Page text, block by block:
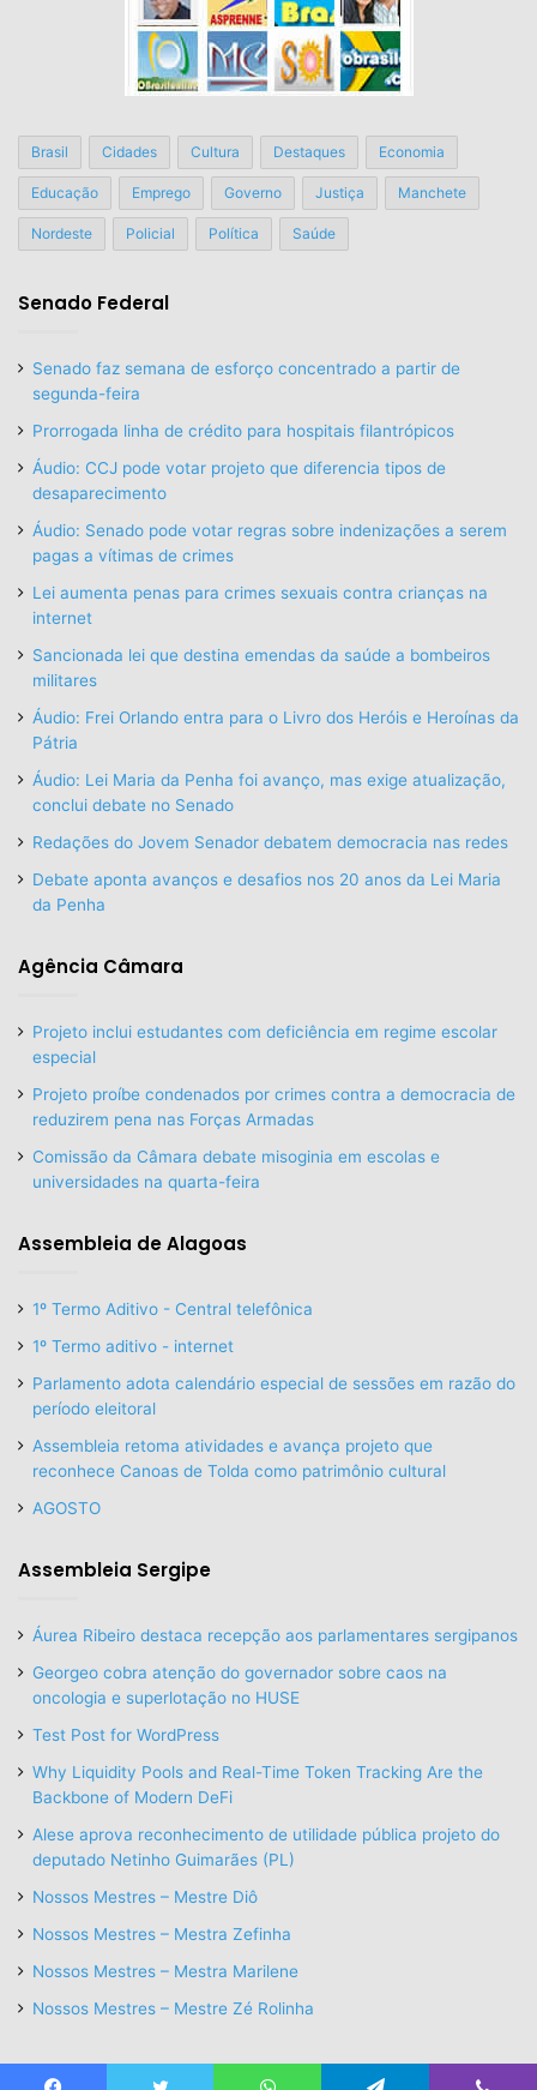
Brasil Cidades Cultura Destaques Economia
Educação Emprego Governo Justiça Manchete
Nordeste Policial Política Saúde
Senado Federal
Senado faz semana de esforço concentrado a partir de
segunda-feira
Prorrogada linha de crédito para hospitais filantrópicos
Áudio: CCJ pode votar projeto que diferencia tipos de
desaparecimento
Áudio: Senado pode votar regras sobre indenizações a serem
pagas a vítimas de crimes
Lei aumenta penas para crimes sexuais contra crianças na
internet
Sancionada lei que destina emendas da saúde a bombeiros
militares
Áudio: Frei Orlando entra para o Livro dos Heróis e Heroínas da
Pátria
Áudio: Lei Maria da Penha foi avanço, mas exige atualização,
conclui debate no Senado
Redações do Jovem Senador debatem democracia nas redes
Debate aponta avanços e desafios nos 20 anos da Lei Maria
da Penha
Agência Câmara
Projeto inclui estudantes com deficiência em regime escolar
especial
Projeto proíbe condenados por crimes contra a democracia de
reduzirem pena nas Forças Armadas
Comissão da Câmara debate misoginia em escolas e
universidades na quarta-feira
Assembleia de Alagoas
1º Termo Aditivo - Central telefônica
1º Termo aditivo - internet
Parlamento adota calendário especial de sessões em razão do
período eleitoral
Assembleia retoma atividades e avança projeto que
reconhece Canoas de Tolda como patrimônio cultural
AGOSTO
Assembleia Sergipe
Áurea Ribeiro destaca recepção aos parlamentares sergipanos
Georgeo cobra atenção do governador sobre caos na
oncologia e superlotação no HUSE
Test Post for WordPress
Why Liquidity Pools and Real-Time Token Tracking Are the
Backbone of Modern DeFi
Alese aprova reconhecimento de utilidade pública projeto do
deputado Netinho Guimarães (PL)
Nossos Mestres – Mestre Diô
Nossos Mestres – Mestra Zefinha
Nossos Mestres – Mestra Marilene
Nossos Mestres – Mestre Zé Rolinha